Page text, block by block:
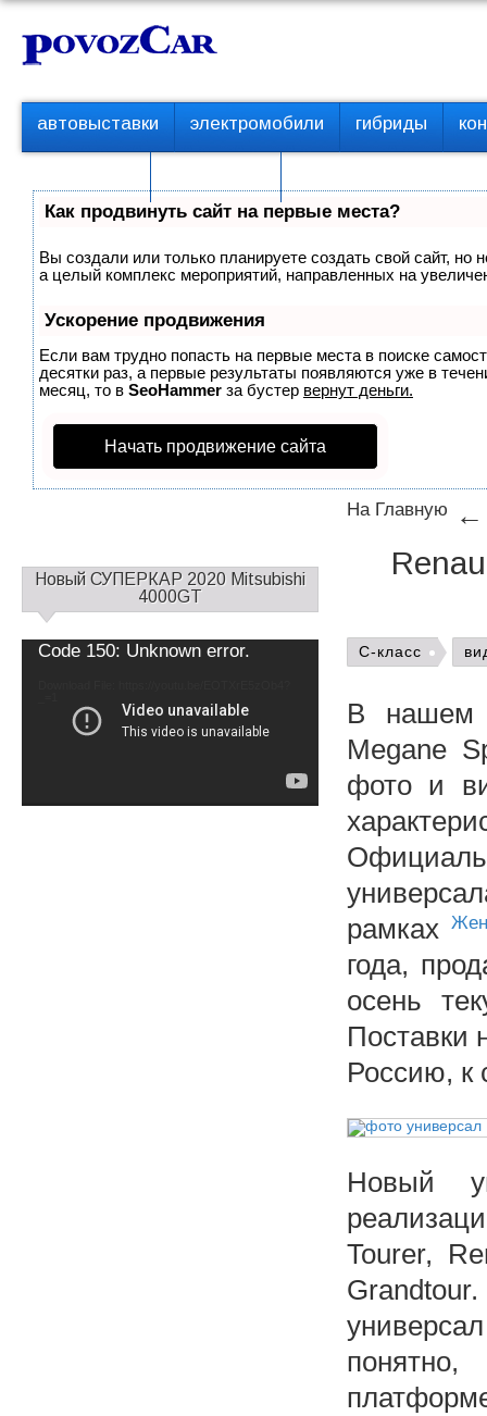
Перейти
контенту
р
о
е
м
е
ю
автовыставки электромобили гибриды
Как продвинуть сайт на первые места?
Вы создали или только планируете создать свой сайт, но
а целый комплекс мероприятий, направленных на
Ускорение продвижения
Если вам трудно попасть на первые места в поиске
десятки раз, а первые результаты появляются уже в
месяц, то в SeoHammer за бустер вернут деньги.
Начать продвижение сайта
На Главную
C-класс
В нашем
Megane
фото и
рамках
года,
осень
Поставки
Россию, к
Новый
Tourer,
С
д
Новый СУПЕРКАР 2020 Mitsubishi
4000GT
Video
Code 150: Unknown error.